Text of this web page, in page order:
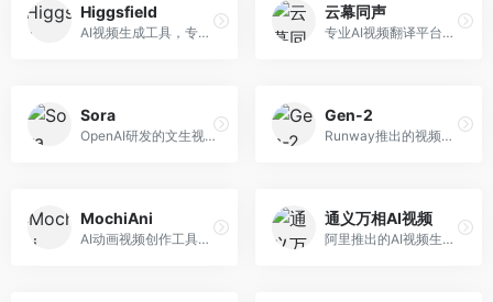
Higgsfield
AI视频生成工具，专注于高质量视频内容创作。面向视频创作者和营销人员，支持文生视频、视频编辑等功能，视频效果逼真，适合商业应用。
云幕同声
专业AI视频翻译平台，支持视频多语言配音和字幕生成。面向跨境电商和内容出海从业者，提供视频翻译、配音、字幕生成等服务，多语言支持完善。
Sora
OpenAI研发的文生视频大模型，可根据文字描述生成长达60秒的高清视频。面向影视创作者、广告从业者和内容生产者，视频连贯性强，物理世界理解准确，代表了AI视频生成的最高水平。
Gen-2
Runway推出的视频生成模型，专注于文生视频和视频风格转换。面向影视制作人和创意工作者，支持文本到视频、图像到视频等多种生成模式，视频质量专业级。
MochiAni
AI动画视频创作工具，专注于动画内容生成。面向动画创作者和二次元内容生产者，支持动画风格视频生成，动画效果流畅，适合动漫内容创作。
通义万相AI视频
阿里推出的AI视频生成服务，整合图像与视频创作能力。面向电商和营销从业者，支持商品视频生成、营销视频制作等服务，商业应用场景丰富。